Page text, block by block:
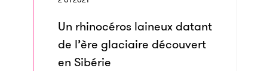
Un rhinocéros laineux datant
de l’ère glaciaire découvert
en Sibérie